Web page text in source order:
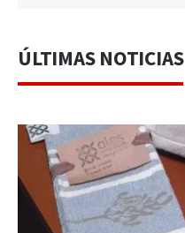
ÚLTIMAS NOTICIAS